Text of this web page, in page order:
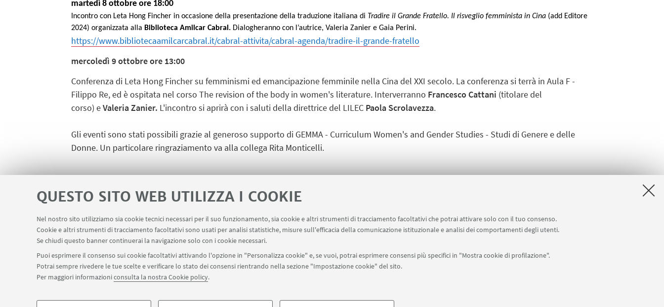
QUESTO SITO WEB UTILIZZA I COOKIE
Nel nostro sito utilizziamo sia cookie tecnici necessari per il suo funzionamento, sia cookie e altri strumenti di tracciamento facoltativi che potrai attivare solo con il tuo consenso.
Cookie e altri strumenti di tracciamento facoltativi sono usati per analisi statistiche, misure sull'efficacia della comunicazione istituzionale e analisi dei comportamenti degli utenti.
Se chiudi questo banner continuerai la navigazione solo con i cookie necessari.
Puoi esprimere il consenso sui cookie facoltativi attivando l'opzione in "Personalizza cookie" e, se vuoi, potrai esprimere consensi più specifici in "Mostra cookie di profilazione".
Potrai sempre rivedere le tue scelte e verificare lo stato dei consensi rientrando nella sezione "Impostazione cookie" del sito.
Per maggiori informazioniconsulta la nostra Cookie policy.
martedì 8 ottobre ore 18:00
Incontro con Leta Hong Fincher in occasione della presentazione della traduzione italiana di Tradire il Grande Fratello. Il risveglio femminista in Cina(add Editore
2024) organizzata alla Biblioteca Amilcar Cabral. Dialogheranno con l’autrice, Valeria Zanier e Gaia Perini.
https://www.bibliotecaamilcarcabral.it/cabral-attivita/cabral-agenda/tradire-il-grande-fratello
mercoledì 9 ottobre ore 13:00
Conferenza di Leta Hong Fincher su femminismi ed emancipazione femminile nella Cina del XXI secolo. La conferenza si terrà in Aula F -
Filippo Re, ed è ospitata nel corso The revision of the body in women's literature. Interverranno Francesco Cattani (titolare del
corso) eValeria Zanier. L'incontro si aprirà con i saluti della direttrice del LILEC Paola Scrolavezza.
Gli eventi sono stati possibili grazie al generoso supporto di GEMMA - Curriculum Women's and Gender Studies - Studi di Genere e delle
Donne. Un particolare ringraziamento va alla collega Rita Monticelli.
LINK UTILI Servizi interni Area riservata Segnala un evento Contatti
SEGUI IL DIPARTIMENTO SU: SEGUI UNIBO SU:
©Copyright 2026 - ALMA MATER STUDIORUM - Università di Bologna - Via Zamboni, 33 - 40126 Bologna - PI: 01131710376 - CF: 80007010376